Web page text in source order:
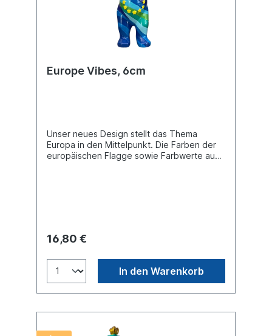
Europe Vibes, 6cm
Unser neues Design stellt das Thema
Europa in den Mittelpunkt. Die Farben der
europäischen Flagge sowie Farbwerte aus
Zusammenarbeit und die gegenseitige
Handbemalt.
16,80 €
In den Warenkorb